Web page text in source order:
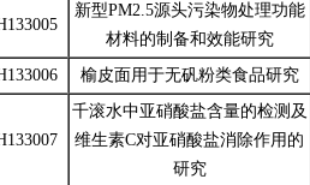
新型PM2.5源头污染物处理功能
材料的制备和效能研究
榆皮面用于无矾粉类食品研究
千滚水中亚硝酸盐含量的检测及
维生素C对亚硝酸盐消除作用的
研究